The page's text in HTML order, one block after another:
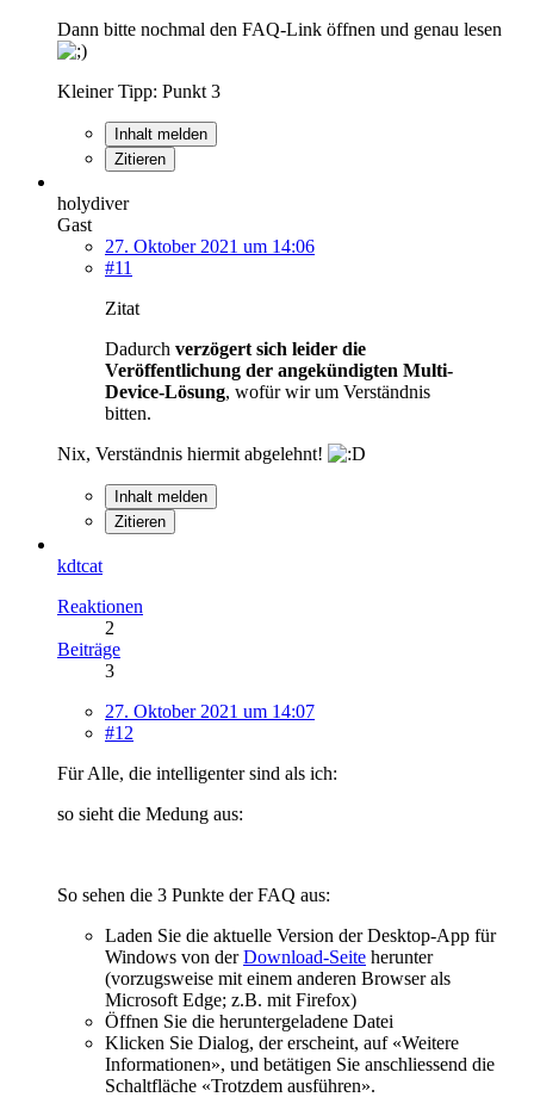
Dann bitte nochmal den FAQ-Link öffnen und genau lesen
Kleiner Tipp: Punkt 3
Inhalt melden
Zitieren
holydiver
Gast
27. Oktober 2021 um 14:06
#11
Zitat
Dadurch verzögert sich leider die
Veröffentlichung der angekündigten Multi-
Device-Lösung, wofür wir um Verständnis
bitten.
Nix, Verständnis hiermit abgelehnt!
Inhalt melden
Zitieren
kdtcat
Reaktionen
2
Beiträge
3
27. Oktober 2021 um 14:07
#12
Für Alle, die intelligenter sind als ich:
so sieht die Medung aus:
So sehen die 3 Punkte der FAQ aus:
Laden Sie die aktuelle Version der Desktop-App für
Windows von derDownload-Seite herunter
(vorzugsweise mit einem anderen Browser als
Microsoft Edge; z.B. mit Firefox)
Öffnen Sie die heruntergeladene Datei
Klicken Sie Dialog, der erscheint, auf «Weitere
Informationen», und betätigen Sie anschliessend die
Schaltfläche «Trotzdem ausführen».